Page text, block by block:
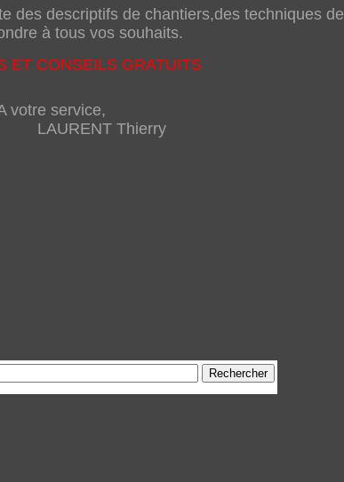
des descriptifs de chantiers,des techniques de
à tous vos souhaits.
ET CONSEILS GRATUITS
Thierry